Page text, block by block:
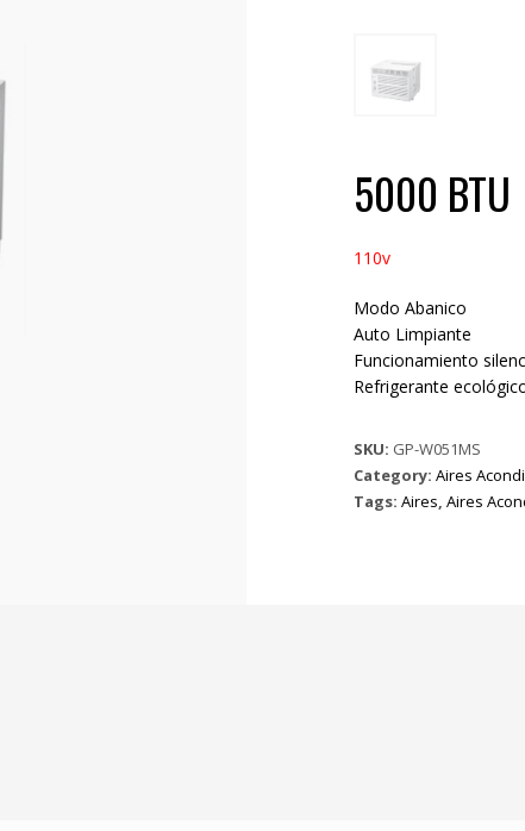
5000 BTU
110v
Modo Abanico
Auto Limpiante
Funcionamiento
Refrigerante
SKU: GP-W051MS
Category: Aires
Tags: Aires, Aires